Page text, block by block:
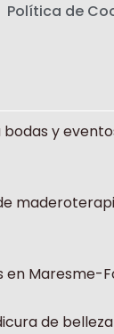
Política de
bodas y
en Maresme-
de